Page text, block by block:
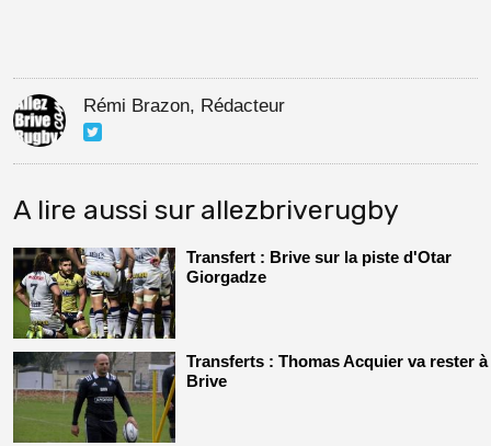
Rémi Brazon, Rédacteur
A lire aussi sur allezbriverugby
Transfert : Brive sur la piste d'Otar
Giorgadze
Transferts : Thomas Acquier va rester à
Brive